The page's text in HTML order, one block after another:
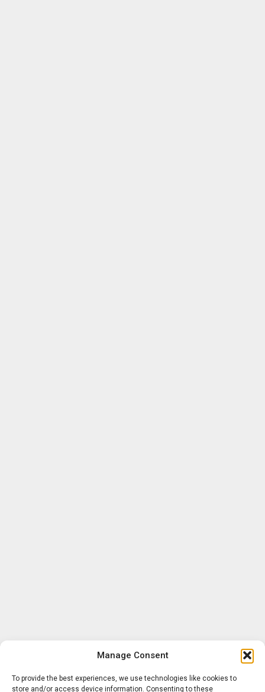
Manage Consent
To provide the best experiences, we use technologies like cookies to
store and/or access device information. Consenting to these